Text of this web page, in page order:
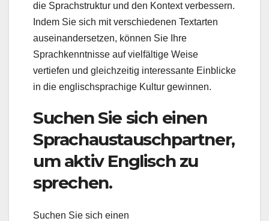
die Sprachstruktur und den Kontext verbessern.
Indem Sie sich mit verschiedenen Textarten
auseinandersetzen, können Sie Ihre
Sprachkenntnisse auf vielfältige Weise
vertiefen und gleichzeitig interessante Einblicke
in die englischsprachige Kultur gewinnen.
Suchen Sie sich einen
Sprachaustauschpartner,
um aktiv Englisch zu
sprechen.
Suchen Sie sich einen